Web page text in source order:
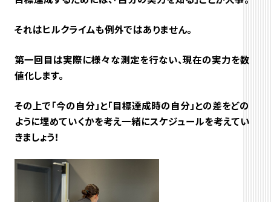
それはヒルクライムも例外ではありません。
第一回目は実際に様々な測定を行ない、現在の実力を数
値化します。
その上で「今の自分」と「目標達成時の自分」との差をどの
ように埋めていくかを考え一緒にスケジュールを考えてい
きましょう！